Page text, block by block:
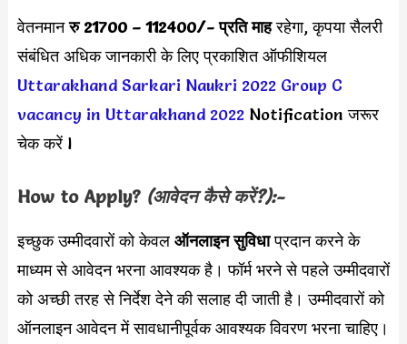
वेतनमानरु 21700 – 112400/- प्रति माहरहेगा, कृपया सैलरी
संबंधित अधिक जानकारी के लिए प्रकाशित ऑफीशियल
Uttarakhand Sarkari Naukri 2022 Group C
vacancy in Uttarakhand 2022Notification जरूर
चेक करें l
How to Apply?(आवेदन कैसे करें?):-
इच्छुक उम्मीदवारों को केवल ऑनलाइन सुविधाप्रदान करने के
माध्यम से आवेदन भरना आवश्यक है। फॉर्म भरने से पहले उम्मीदवारों
को अच्छी तरह से निर्देश देने की सलाह दी जाती है। उम्मीदवारों को
ऑनलाइन आवेदन में सावधानीपूर्वक आवश्यक विवरण भरना चाहिए।